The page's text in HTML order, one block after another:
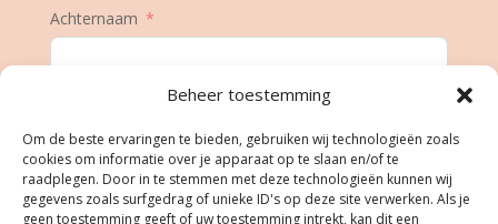
Beheer toestemming
Om de beste ervaringen te bieden, gebruiken wij technologieën zoals
cookies om informatie over je apparaat op te slaan en/of te
raadplegen. Door in te stemmen met deze technologieën kunnen wij
gegevens zoals surfgedrag of unieke ID's op deze site verwerken. Als je
geen toestemming geeft of uw toestemming intrekt, kan dit een
Achternaam
Geboortedatum